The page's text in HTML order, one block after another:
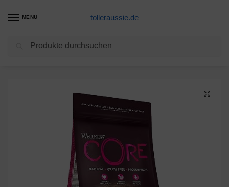
MENU tolleraussie.de
Hundetrockenfutter Produkte